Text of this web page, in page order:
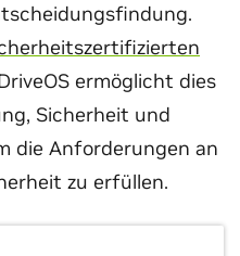
ermöglicht dies
Sicherheit und
die Anforderungen an
zu erfüllen.